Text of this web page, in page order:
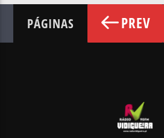
PÁGINAS PREV